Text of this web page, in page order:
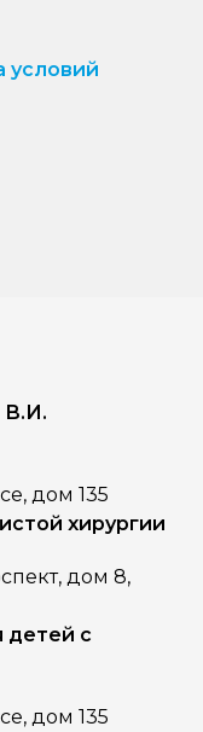
условий
В.И.
дом 135
хирургии
дом 8,
детей с
дом 135